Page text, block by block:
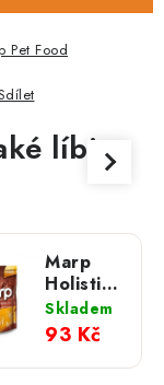
Pet Food
líbit
Marp
Holistic -
Pamlsky
bez
obilovin
-;
Skladem
93 Kč